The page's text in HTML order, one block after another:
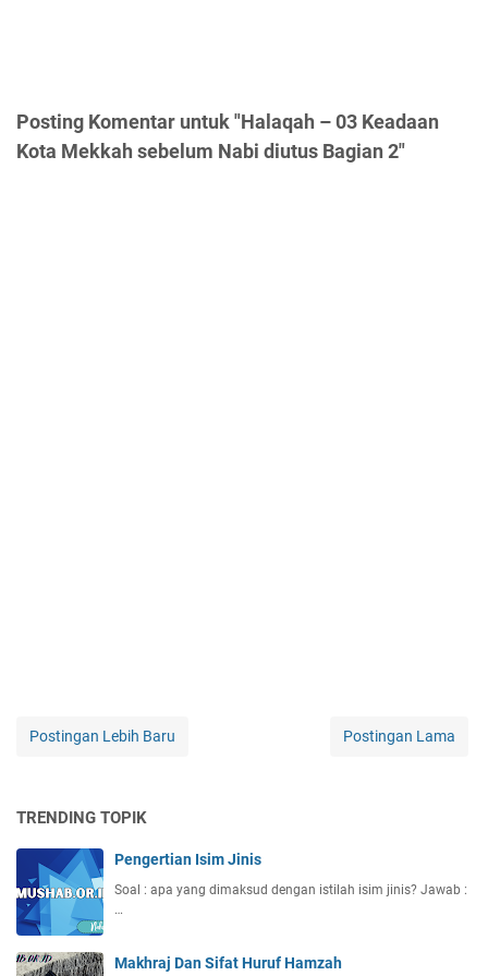
Posting Komentar untuk "Halaqah – 03 Keadaan
Kota Mekkah sebelum Nabi diutus Bagian 2"
Postingan Lebih Baru Postingan Lama
TRENDING TOPIK
Pengertian Isim Jinis
Soal : apa yang dimaksud dengan istilah isim jinis? Jawab :
…
Makhraj Dan Sifat Huruf Hamzah